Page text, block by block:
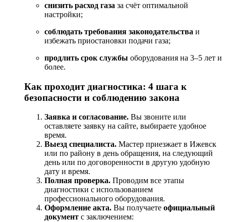
снизить расход газа за счёт оптимальной
настройки;
соблюдать требования законодательства и
избежать приостановки подачи газа;
продлить срок службы оборудования на 3–5 лет и
более.
Как проходитдиагностика: 4 шага к
безопасности и соблюдению закона
Заявка и согласование. Вы звоните или
оставляете заявку на сайте, выбираете удобное
время.
Выезд специалиста. Мастер приезжает в Ижевск
или по району в день обращения, на следующий
день или по договоренности в другую удобную
дату и время.
Полная проверка. Проводим все этапы
диагностики с использованием
профессионального оборудования.
Оформление акта. Вы получаете официальный
документ с заключением: